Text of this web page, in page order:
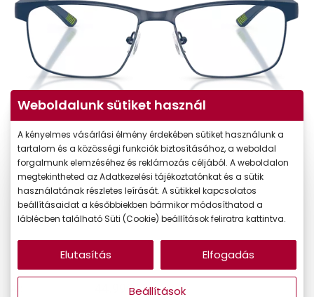
44.990 Ft
Weboldalunk sütiket használ
A kényelmes vásárlási élmény érdekében sütiket használunk a
tartalom és a közösségi funkciók biztosításához, a weboldal
forgalmunk elemzéséhez és reklámozás céljából. A weboldalon
megtekintheted az Adatkezelési tájékoztatónkat és a sütik
használatának részletes leírását. A sütikkel kapcsolatos
beállításaidat a későbbiekben bármikor módosíthatod a
láblécben található Süti (Cookie) beállítások feliratra kattintva.
Beállítások
Elutasítás Elfogadás